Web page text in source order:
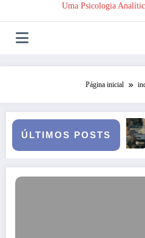
Uma Psicologia
Página inicial
ÚLTIMOS POSTS
julgamento Curso: